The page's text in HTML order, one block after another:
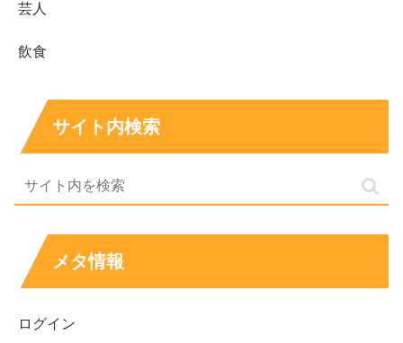
芸人
飲食
サイト内検索
メタ情報
ログイン